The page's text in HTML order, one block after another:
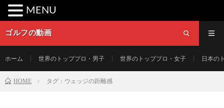
ゴルフの動画
ホーム 世界のトッププロ・男子 世界のトッププロ・女子 日本の
HOME タグ：ウェッジの距離感
MENU